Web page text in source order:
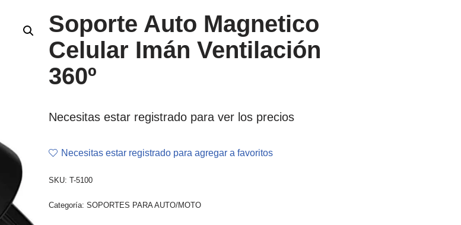
Soporte Auto Magnetico
Celular Imán Ventilación
360º
Necesitas estar registrado para ver los precios
Necesitas estar registrado para agregar a favoritos
SKU:T-5100
Categoría:SOPORTES PARA AUTO/MOTO